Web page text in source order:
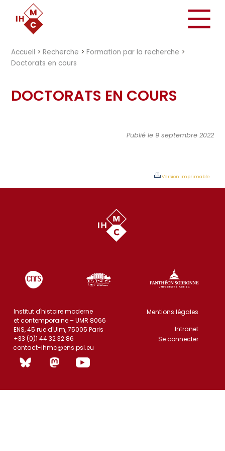
Accueil >Recherche >Formation par la recherche >
Doctorats en cours
DOCTORATS EN COURS
Publié le 9 septembre 2022
Version imprimable
Institut d'histoire moderne
et contemporaine – UMR 8066
ENS, 45 rue d'Ulm, 75005 Paris
+33 (0)1 44 32 32 86
contact-ihmc@ens.psl.eu
Mentions légales
Intranet
Se connecter